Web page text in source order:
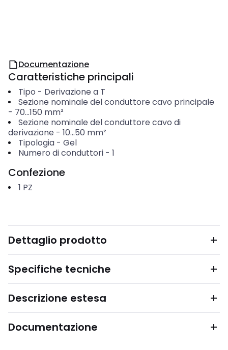
Documentazione
Caratteristiche principali
Tipo - Derivazione a T
Sezione nominale del conduttore cavo principale
- 70...150 mm²
Sezione nominale del conduttore cavo di
derivazione - 10...50 mm²
Tipologia- Gel
Numero di conduttori- 1
Confezione
1 PZ
Dettaglio prodotto
Specifiche tecniche
Descrizione estesa
Documentazione